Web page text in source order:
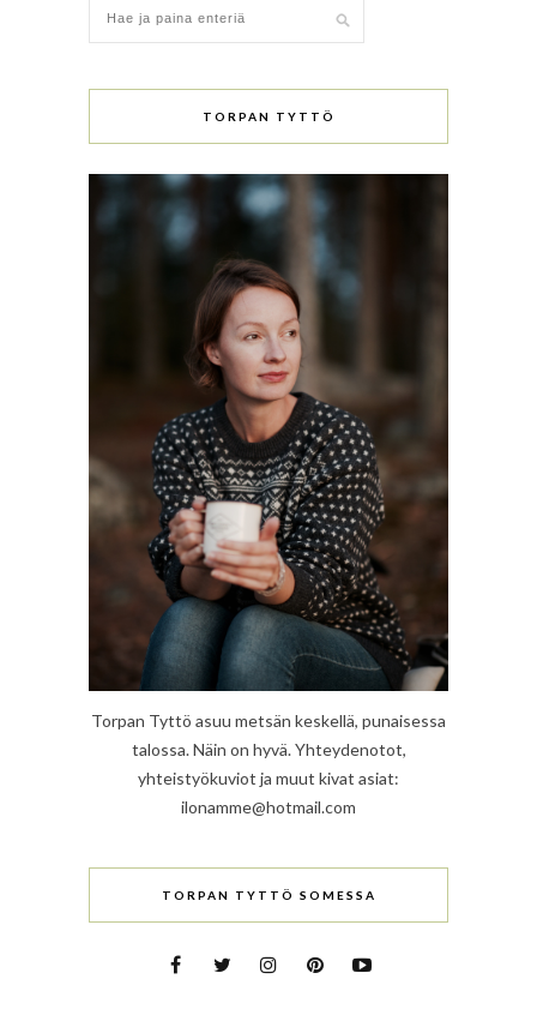
TORPAN TYTTÖ
Torpan Tyttö asuu metsän keskellä, punaisessa
talossa. Näin on hyvä. Yhteydenotot,
yhteistyökuviot ja muut kivat asiat:
ilonamme@hotmail.com
TORPAN TYTTÖ SOMESSA